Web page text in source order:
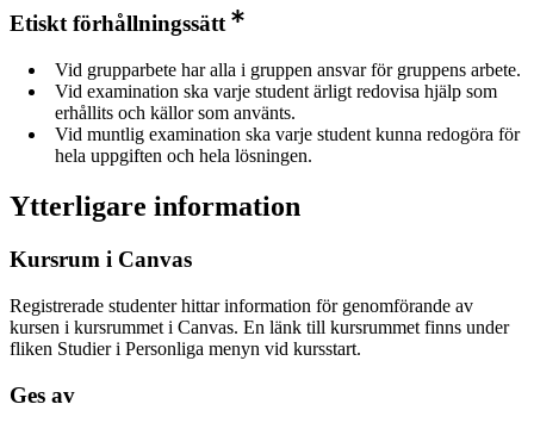
Etiskt förhållningssätt
Vid grupparbete har alla i gruppen ansvar för gruppens arbete.
Vid examination ska varje student ärligt redovisa hjälp som
erhållits och källor som använts.
Vid muntlig examination ska varje student kunna redogöra för
hela uppgiften och hela lösningen.
Ytterligare information
Kursrum i Canvas
Registrerade studenter hittar information för genomförande av
kursen i kursrummet i Canvas. En länk till kursrummet finns under
fliken Studier i Personliga menyn vid kursstart.
Ges av